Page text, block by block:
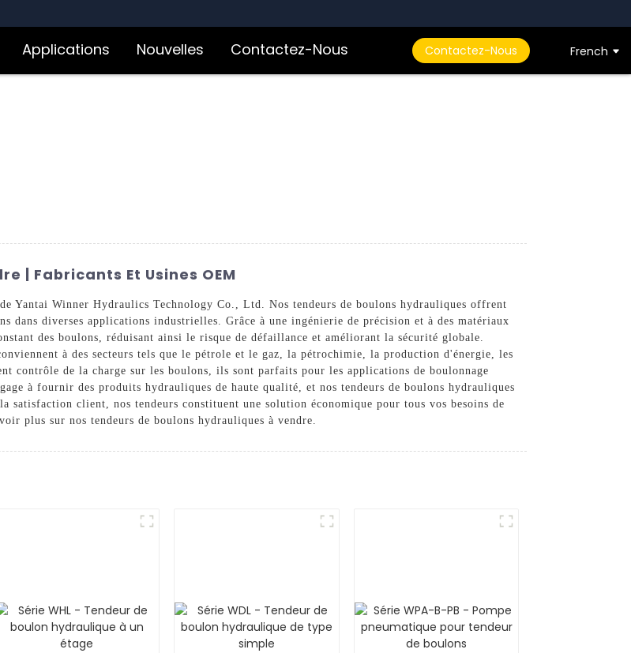
Applications Nouvelles Contactez-Nous Contactez-Nous French
| Fabricants Et Usines OEM
Yantai Winner Hydraulics Technology Co., Ltd. Nos tendeurs de boulons hydrauliques offrent
dans diverses applications industrielles. Grâce à une ingénierie de précision et à des matériaux
des boulons, réduisant ainsi le risque de défaillance et améliorant la sécurité globale.
à des secteurs tels que le pétrole et le gaz, la pétrochimie, la production d'énergie, les
contrôle de la charge sur les boulons, ils sont parfaits pour les applications de boulonnage
à fournir des produits hydrauliques de haute qualité, et nos tendeurs de boulons hydrauliques
client, nos tendeurs constituent une solution économique pour tous vos besoins de
plus sur nos tendeurs de boulons hydrauliques à vendre.